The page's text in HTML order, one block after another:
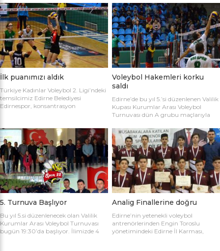
temsilcimiz Edirne Belediyesi
Edirnespor, Mimar Sinan Spor
Salonu’nda Manisa Salihli
Belediyespor’la karşılaştı. Takımlar
sahaya şu kadrolarla çıktılar: Edirne
Belediyesi Edirnespor: Simge, Edanur,
Sibel, Cere, Simge, Yaren, Halime,
Selay, Kübra, Deniz Salihli Belediye
Spor: […]
Salonu’nda Metin Demirbağ ve
Emrah Baran’ın yönettiği
karşılaşmaya takımlar şu kadrolarla
çıktılar: EDİRNESPOR: Simge
Gülağız, Edanur Bayraklı, Sibel Mert,
Ceren Atica, Simge Erden, S. Yaren
Tank, Halime Akay, Selay Çalışkan,
Büşra […]
İlk puanımızı aldık
Türkiye Kadınlar Voleybol 2. Ligi’ndeki
temsilcimiz Edirne Belediyesi
Edirnespor, konsantrasyon
Kadınlar Voleybol 2. Ligi’ne devam
edilirken Edirnespor Kadın Voleybol
Takımı Mimar Sinan Spor Salonu’nda
kendi seyircisi önünde ilk maçına çıktı.
İlk maçında deplasmanda Bursa
Nilüfer Belediyesi’ne 3-0 mağlup
olmuştu. İkinci maçında konuk ettiği
Biga […]
Voleybol Hakemleri korku
saldı
Edirne’de bu yıl 5.’si düzenlenen Valilik
Kupası Kurumlar Arası Voleybol
Turnuvası dün A grubu maçlarıyla
ile Ecacılar Odası karşı karşıya geldi.
Maçı üçyüzden fazla voleybol sever
izledi. Takımlar sahaya şu kadrolarla
çıktılar: Voleybol Hakemleri: Oğulcan
Kuru, Öyküm Akıncı, Ecem Göçmen,
Özge Göktaş, Rabia Acun, Gökay
Karatop, Semih Sormaz, Coşkun
Özsoy […]
5. Turnuva Başlıyor
Bu yıl 5.si düzenlenecek olan Valilik
Kurumlar Arası Voleybol Turnuvası
bugün 19:30’da başlıyor. İlimizde 4
Analig Finallerine doğru
Edirne’nin yetenekli voleybol
antrenörlerinden Engin Toroslu
yönetimindeki Edirne İl Karması,